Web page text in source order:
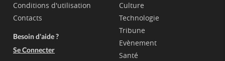
Conditions d'utilisation
Contacts
Besoin d'aide ?
Se Connecter
Culture
Technologie
Tribune
Evènement
Santé